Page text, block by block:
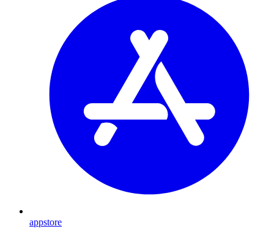
appstore